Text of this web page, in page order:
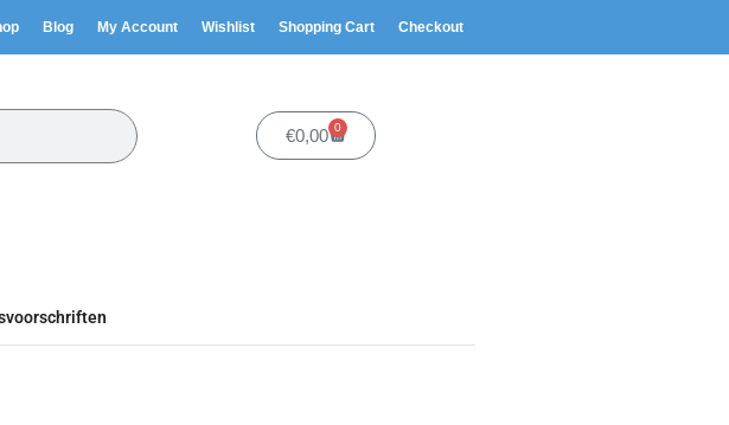
Blog My Account Wishlist Shopping Cart Checkout
€0,00 0